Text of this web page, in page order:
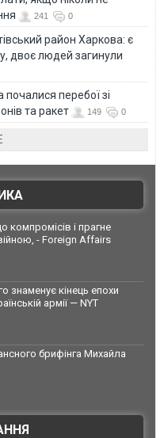
241 0
район Харкова: є
двоє людей загинули
перебої зі
та ракет
149 0
компромісів і прагне
- Foreign Affairs
знаменує кінець епохи
армії — NYT
брифінга Михайла